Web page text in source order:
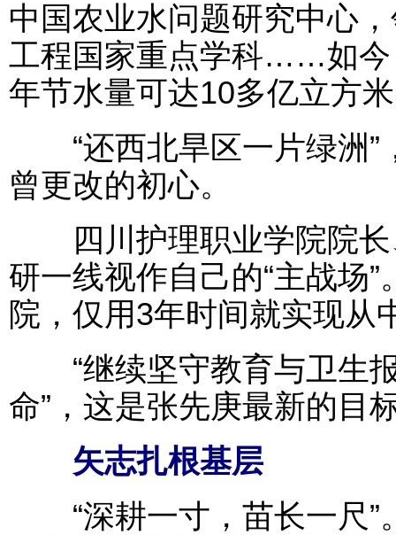
中国农业水问题研究中心
工程国家重点学科……如今
年节水量可达10多亿立方
“还西北旱区一片绿洲”
曾更改的初心。
四川护理职业学院院长
研一线视作自己的“主战场
院，仅用3年时间就实现从
“继续坚守教育与卫生
命”，这是张先庚最新的目
矢志扎根基层
“深耕一寸，苗长一尺”